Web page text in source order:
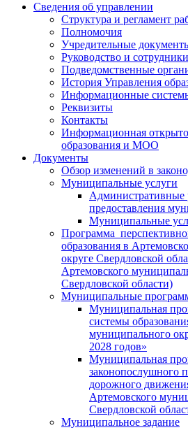
Сведения об управлении
Структура и регламент
Полномочия
Учредительные
Руководство и сотрудники
Подведомственные
История Управления
Информационные
Реквизиты
Контакты
Информационная
образования и МОО
Документы
Обзор изменений в
Муниципальные услуги
Административные
предоставления
Муниципальные
Программа
образования в
округе Свердловской
Артемовского
Свердловской области)
Муниципальные
Муниципальная
системы
муниципального
2028 годов»
Муниципальная
законопослушного
дорожного
Артемовского
Свердловской
Муниципальное задание